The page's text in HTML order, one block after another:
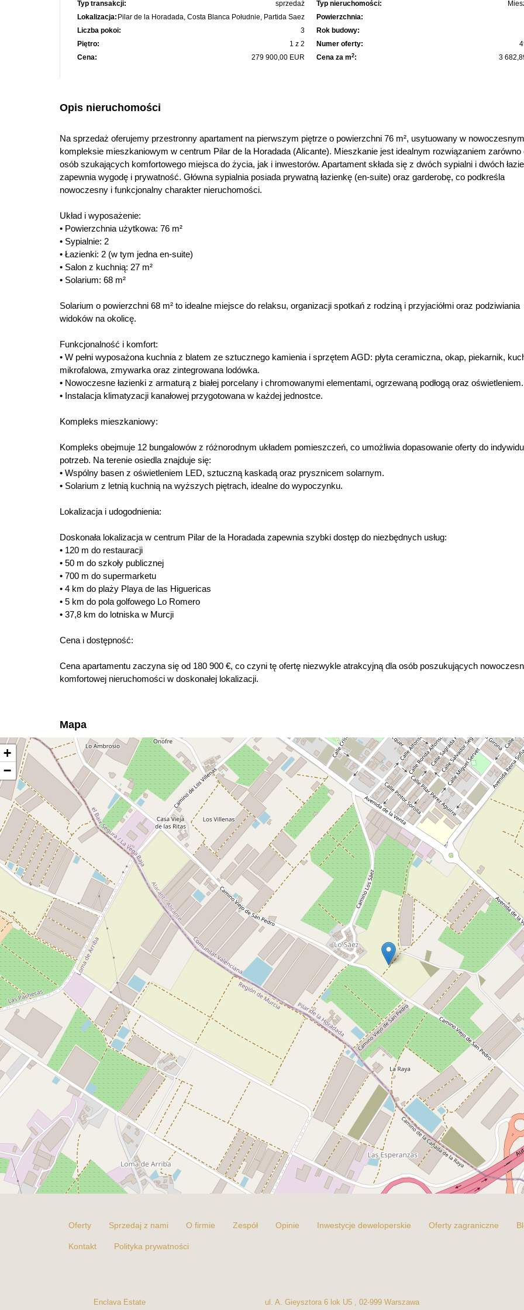
Typ transakcji: sprzedaż Typ nieruchomości:
Lokalizacja: Pilar de la Horadada, Costa Blanca Południe, Partida Saez
Powierzchnia:
Liczba pokoi:
3
Rok budowy:
Piętro:
1 z 2 Numer oferty:
Cena:
279 900,00 EUR Cena za m2: 3
Opis nieruchomości
Na sprzedaż oferujemy przestronny apartament na pierwszym piętrze o powierzchni 76 m², usytuowany w nowoczesnym
kompleksie mieszkaniowym w centrum Pilar de la Horadada (Alicante). Mieszkanie jest idealnym rozwiązaniem zarówno
osób szukających komfortowego miejsca do życia, jak i inwestorów. Apartament składa się z dwóch sypialni i dwóch
zapewnia wygodę i prywatność. Główna sypialnia posiada prywatną łazienkę (en-suite) oraz garderobę, co podkreśla
nowoczesny i funkcjonalny charakter nieruchomości.
Układ i wyposażenie:
• Powierzchnia użytkowa: 76 m²
• Sypialnie: 2
• Łazienki: 2 (w tym jedna en-suite)
• Salon z kuchnią: 27 m²
• Solarium: 68 m²
Solarium o powierzchni 68 m² to idealne miejsce do relaksu, organizacji spotkań z rodziną i przyjaciółmi oraz podziwiania
widoków na okolicę.
Funkcjonalność i komfort:
• W pełni wyposażona kuchnia z blatem ze sztucznego kamienia i sprzętem AGD: płyta ceramiczna, okap, piekarnik,
mikrofalowa, zmywarka oraz zintegrowana lodówka.
• Nowoczesne łazienki z armaturą z białej porcelany i chromowanymi elementami, ogrzewaną podłogą oraz oświetleniem.
• Instalacja klimatyzacji kanałowej przygotowana w każdej jednostce.
Kompleks mieszkaniowy:
Kompleks obejmuje 12 bungalowów z różnorodnym układem pomieszczeń, co umożliwia dopasowanie oferty do
potrzeb. Na terenie osiedla znajduje się:
• Wspólny basen z oświetleniem LED, sztuczną kaskadą oraz prysznicem solarnym.
• Solarium z letnią kuchnią na wyższych piętrach, idealne do wypoczynku.
Lokalizacja i udogodnienia:
Doskonała lokalizacja w centrum Pilar de la Horadada zapewnia szybki dostęp do niezbędnych usług:
• 120 m do restauracji
• 50 m do szkoły publicznej
• 700 m do supermarketu
• 4 km do plaży Playa de las Higuericas
• 5 km do pola golfowego Lo Romero
• 37,8 km do lotniska w Murcji
Cena i dostępność:
Cena apartamentu zaczyna się od 180 900 €, co czyni tę ofertę niezwykle atrakcyjną dla osób poszukujących
komfortowej nieruchomości w doskonałej lokalizacji.
Mapa
+
−
Oferty Sprzedaj z nami O firmie Zespół Opinie Inwestycje deweloperskie Oferty zagraniczne
Kontakt Polityka prywatności
Enclava Estate ul. A. Gieysztora 6 lok U5 , 02-999 Warszawa